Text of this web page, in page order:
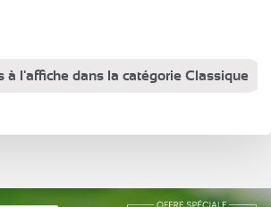
à l'affiche dans la catégorie Classique